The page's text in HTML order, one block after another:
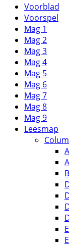
Voorblad
Voorspel
Mag 1
Mag 2
Mag 3
Mag 4
Mag 5
Mag 6
Mag 7
Mag 8
Mag 9
Leesmap